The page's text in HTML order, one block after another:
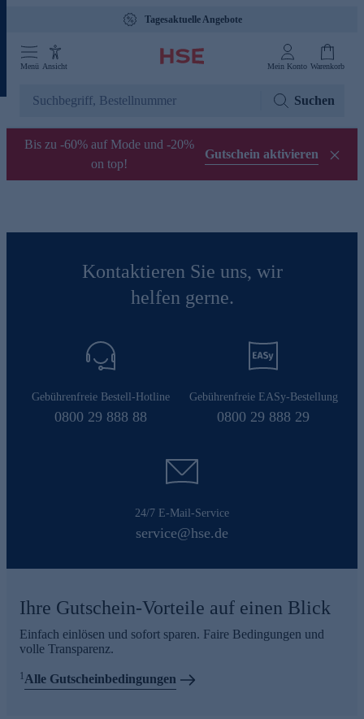
Tagesaktuelle Angebote
Menü Ansicht Mein Konto Warenkorb
Suchen
Bis zu -60% auf Mode und -20%
on top!
Gutschein aktivieren
Kontaktieren Sie uns, wir
helfen gerne.
Gebührenfreie Bestell-Hotline
0800 29 888 88
Gebührenfreie EASy-Bestellung
0800 29 888 29
24/7 E-Mail-Service
service@hse.de
Ihre Gutschein-Vorteile auf einen Blick
Einfach einlösen und sofort sparen. Faire Bedingungen und
volle Transparenz.
1Alle Gutscheinbedingungen